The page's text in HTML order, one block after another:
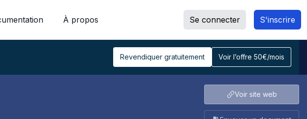
À propos Se connecter S'inscrire
Revendiquer gratuitement Voir l’offre 50€/mois
Voir site web